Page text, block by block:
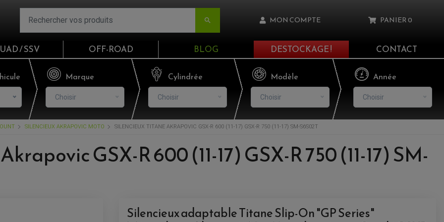
 MON COMPTE
Email
Mot de passe
CONNEXION
PANIER0
Il n'y a aucun produit dans votre panier
/ SSV OFF-ROAD BLOG DESTOCKAGE ! CONTACT
Marque
Choisir
Cylindrée
Choisir
Modèle
Choisir
Année
Choisir
SILENCIEUX AKRAPOVIC MOTO SILENCIEUX TITANE AKRAPOVIC GSX-R 600 (11-17) GSX-R 750 (11-17) SM-S6S02T
GSX-R 600 (11-17) GSX-R 750 (11-17) SM-
Silencieux adaptable Titane Slip-On "GP Series"